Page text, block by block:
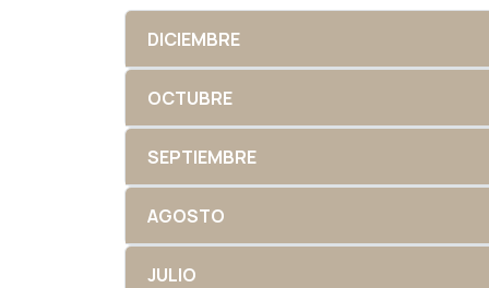
DICIEMBRE
OCTUBRE
SEPTIEMBRE
AGOSTO
JULIO